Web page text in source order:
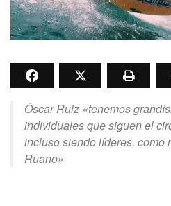
Óscar Ruiz «tenemos
individuales que siguen el
incluso siendo líderes, como
Ruano»